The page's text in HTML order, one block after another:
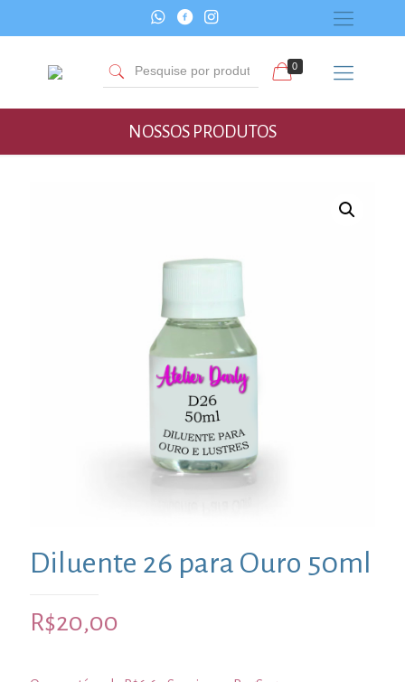
0
NOSSOS PRODUTOS
Diluente 26 para Ouro 50ml
R$20,00